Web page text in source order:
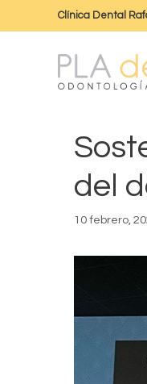
Clínica Dental
del
10 febrero,